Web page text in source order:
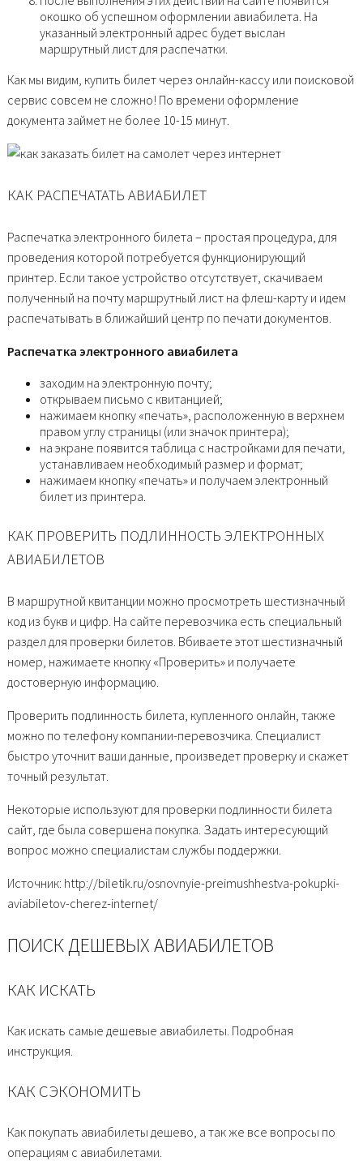
окошко об успешном оформлении авиабилета. На
указанный электронный адрес будет выслан
маршрутный лист для распечатки.
Как мы видим, купить билет через онлайн-кассу или поисковой
сервис совсем не сложно! По времени оформление
документа займет не более 10-15 минут.
КАК РАСПЕЧАТАТЬ АВИАБИЛЕТ
Распечатка электронного билета – простая процедура, для
проведения которой потребуется функционирующий
принтер. Если такое устройство отсутствует, скачиваем
полученный на почту маршрутный лист на флеш-карту и идем
распечатывать в ближайший центр по печати документов.
Распечатка электронного авиабилета
заходим на электронную почту;
открываем письмо с квитанцией;
нажимаем кнопку «печать», расположенную в верхнем
правом углу страницы (или значок принтера);
на экране появится таблица с настройками для печати,
устанавливаем необходимый размер и формат;
нажимаем кнопку «печать» и получаем электронный
билет из принтера.
КАК ПРОВЕРИТЬ ПОДЛИННОСТЬ ЭЛЕКТРОННЫХ
АВИАБИЛЕТОВ
В маршрутной квитанции можно просмотреть шестизначный
код из букв и цифр. На сайте перевозчика есть специальный
раздел для проверки билетов. Вбиваете этот шестизначный
номер, нажимаете кнопку «Проверить» и получаете
достоверную информацию.
Проверить подлинность билета, купленного онлайн, также
можно по телефону компании-перевозчика. Специалист
быстро уточнит ваши данные, произведет проверку и скажет
точный результат.
Некоторые используют для проверки подлинности билета
сайт, где была совершена покупка. Задать интересующий
вопрос можно специалистам службы поддержки.
Источник: http://biletik.ru/osnovnyie-preimushhestva-pokupki-
aviabiletov-cherez-internet/
ПОИСК ДЕШЕВЫХ АВИАБИЛЕТОВ
КАК ИСКАТЬ
Как искать самые дешевые авиабилеты. Подробная
инструкция.
КАК СЭКОНОМИТЬ
Как покупать авиабилеты дешево, а так же все вопросы по
операциям с авиабилетами.